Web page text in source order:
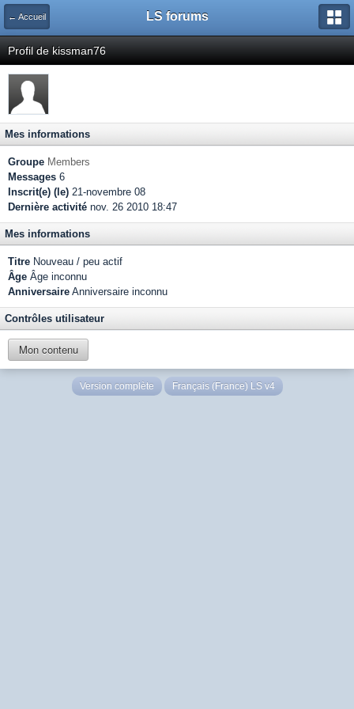
← Accueil LS forums
Profil de kissman76
Mes informations
Groupe Members
Messages 6
Inscrit(e) (le) 21-novembre 08
Dernière activité nov. 26 2010 18:47
Mes informations
Titre Nouveau / peu actif
Âge Âge inconnu
Anniversaire Anniversaire inconnu
Contrôles utilisateur
Mon contenu
Version complète Français (France) LS v4